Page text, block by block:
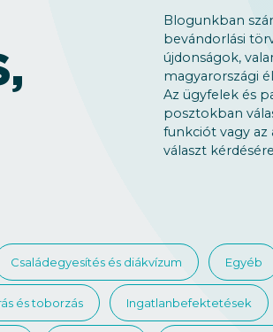
Blogunkban
bevándorlási
újdonságok,
magyarországi
Az ügyfelek és
posztokban
funkciót vagy az
választ
Családegyesítés és diákvízum Egyéb
és toborzás Ingatlanbefektetések